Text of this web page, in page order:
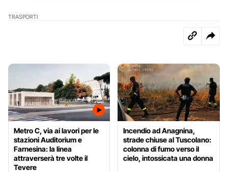
TRASPORTI
Metro C, via ai lavori per le
stazioni Auditorium e
Farnesina: la linea
attraverserà tre volte il
Tevere
Incendio ad Anagnina,
strade chiuse al Tuscolano:
colonna di fumo verso il
cielo, intossicata una donna